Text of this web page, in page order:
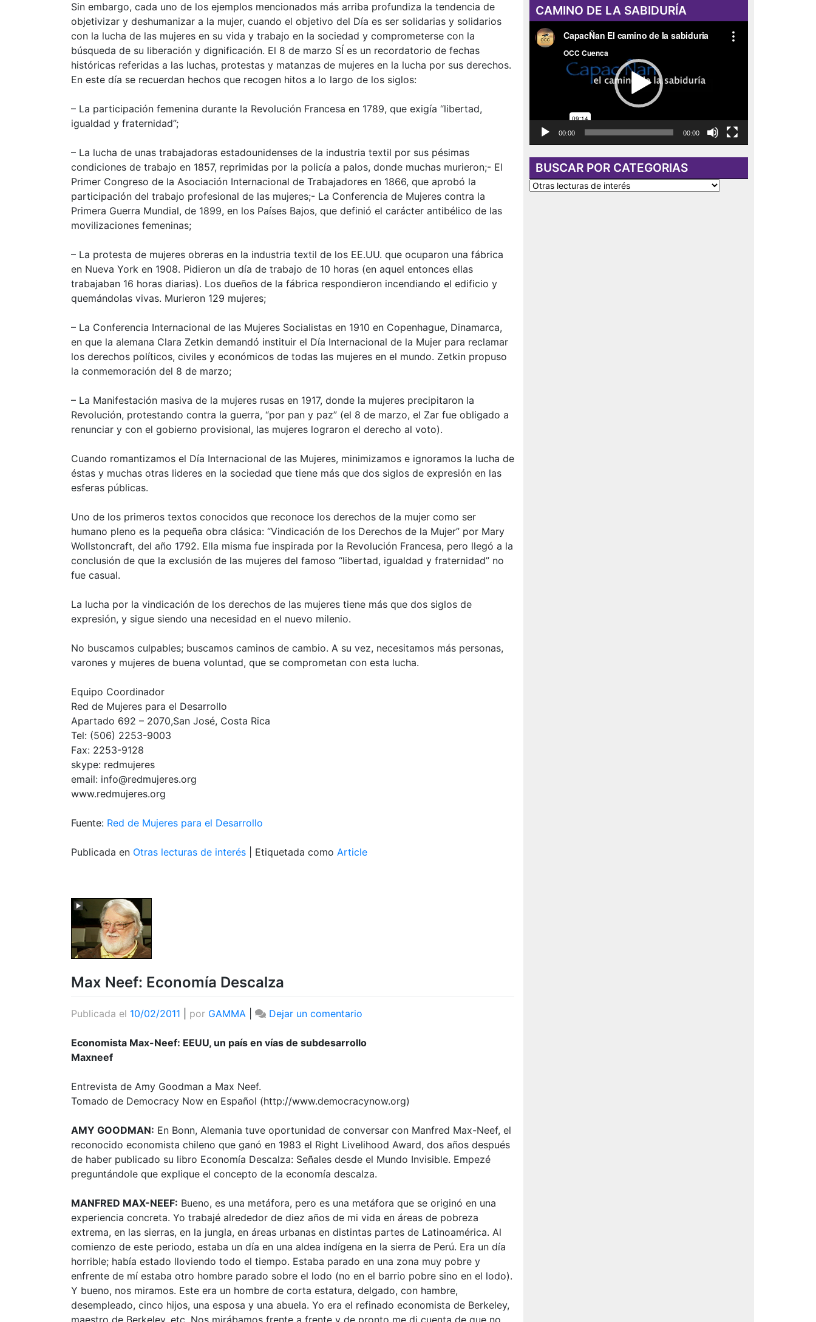
Sin embargo, cada uno de los ejemplos mencionados más arriba profundiza la tendencia de
objetivizar y deshumanizar a la mujer, cuando el objetivo del Día es ser solidarias y solidarios
con la lucha de las mujeres en su vida y trabajo en la sociedad y comprometerse con la
búsqueda de su liberación y dignificación. El 8 de marzo SÍ es un recordatorio de fechas
históricas referidas a las luchas, protestas y matanzas de mujeres en la lucha por sus derechos.
En este día se recuerdan hechos que recogen hitos a lo largo de los siglos:
– La participación femenina durante la Revolución Francesa en 1789, que exigía “libertad,
igualdad y fraternidad”;
– La lucha de unas trabajadoras estadounidenses de la industria textil por sus pésimas
condiciones de trabajo en 1857, reprimidas por la policía a palos, donde muchas murieron;- El
Primer Congreso de la Asociación Internacional de Trabajadores en 1866, que aprobó la
participación del trabajo profesional de las mujeres;- La Conferencia de Mujeres contra la
Primera Guerra Mundial, de 1899, en los Países Bajos, que definió el carácter antibélico de las
movilizaciones femeninas;
– La protesta de mujeres obreras en la industria textil de los EE.UU. que ocuparon una fábrica
en Nueva York en 1908. Pidieron un día de trabajo de 10 horas (en aquel entonces ellas
trabajaban 16 horas diarias). Los dueños de la fábrica respondieron incendiando el edificio y
quemándolas vivas. Murieron 129 mujeres;
– La Conferencia Internacional de las Mujeres Socialistas en 1910 en Copenhague, Dinamarca,
en que la alemana Clara Zetkin demandó instituir el Día Internacional de la Mujer para reclamar
los derechos políticos, civiles y económicos de todas las mujeres en el mundo. Zetkin propuso
la conmemoración del 8 de marzo;
– La Manifestación masiva de la mujeres rusas en 1917, donde la mujeres precipitaron la
Revolución, protestando contra la guerra, “por pan y paz” (el 8 de marzo, el Zar fue obligado a
renunciar y con el gobierno provisional, las mujeres lograron el derecho al voto).
Cuando romantizamos el Día Internacional de las Mujeres, minimizamos e ignoramos la lucha de
éstas y muchas otras lideres en la sociedad que tiene más que dos siglos de expresión en las
esferas públicas.
Uno de los primeros textos conocidos que reconoce los derechos de la mujer como ser
humano pleno es la pequeña obra clásica: “Vindicación de los Derechos de la Mujer” por Mary
Wollstoncraft, del año 1792. Ella misma fue inspirada por la Revolución Francesa, pero llegó a la
conclusión de que la exclusión de las mujeres del famoso “libertad, igualdad y fraternidad” no
fue casual.
La lucha por la vindicación de los derechos de las mujeres tiene más que dos siglos de
expresión, y sigue siendo una necesidad en el nuevo milenio.
No buscamos culpables; buscamos caminos de cambio. A su vez, necesitamos más personas,
varones y mujeres de buena voluntad, que se comprometan con esta lucha.
Equipo Coordinador
Red de Mujeres para el Desarrollo
Apartado 692 – 2070,San José, Costa Rica
Tel: (506) 2253-9003
Fax: 2253-9128
skype: redmujeres
email: info@redmujeres.org
www.redmujeres.org
Fuente: Red de Mujeres para el Desarrollo
Publicada en Otras lecturas de interés Etiquetada como Article
Max Neef: Economía Descalza
Publicada el 10/02/2011 por GAMMA Dejar un comentario
Neef:
Economista Max-Neef: EEUU, un país en vías de subdesarrollo
Maxneef
Entrevista de Amy Goodman a Max Neef.
Tomado de Democracy Now en Español (http://www.democracynow.org)
AMY GOODMAN: En Bonn, Alemania tuve oportunidad de conversar con Manfred Max-Neef, el
reconocido economista chileno que ganó en 1983 el Right Livelihood Award, dos años después
de haber publicado su libro Economía Descalza: Señales desde el Mundo Invisible. Empezé
preguntándole que explique el concepto de la economía descalza.
MANFRED MAX-NEEF: Bueno, es una metáfora, pero es una metáfora que se originó en una
experiencia concreta. Yo trabajé alrededor de diez años de mi vida en áreas de pobreza
extrema, en las sierras, en la jungla, en áreas urbanas en distintas partes de Latinoamérica. Al
comienzo de este periodo, estaba un día en una aldea indígena en la sierra de Perú. Era un día
horrible; había estado lloviendo todo el tiempo. Estaba parado en una zona muy pobre y
enfrente de mí estaba otro hombre parado sobre el lodo (no en el barrio pobre sino en el lodo).
Y bueno, nos miramos. Este era un hombre de corta estatura, delgado, con hambre,
desempleado, cinco hijos, una esposa y una abuela. Yo era el refinado economista de Berkeley,
maestro de Berkeley, etc. Nos mirábamos frente a frente y de pronto me di cuenta de que no
CAMINO DE LA SABIDURÍA
Reproductor
de
00:00 00:00
BUSCAR POR CATEGORIAS
BUSCAR